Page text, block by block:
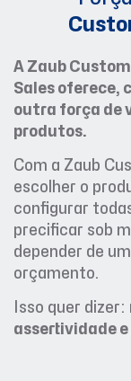
A Zaub
Sales oferece,
outra força de
produtos.
Com a Zaub
escolher o
configurar
precificar sob
depender de
orçamento.
Isso quer dizer:
assertividade